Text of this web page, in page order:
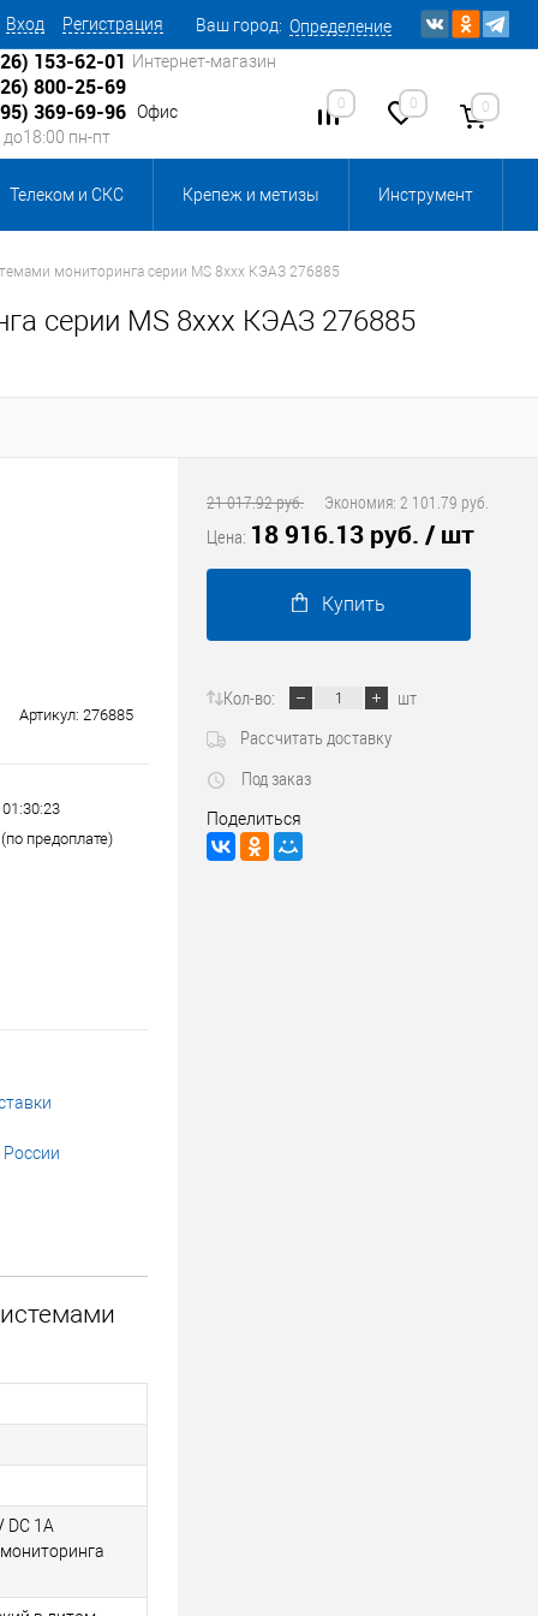
Вход Регистрация Ваш город: Определение
153-62-01 Интернет-магазин
800-25-69
369-69-96 Офис
до18:00 пн-пт
0 0 0
Телеком и СКС Крепеж и метизы Инструмент
Источники питания Кабеленесущие системы
и комплектующие, бытовая химия
мониторинга серии MS 8xxx КЭАЗ 276885
серии MS 8xxx КЭАЗ 276885
Артикул: 276885
предоплате)
DC 1A
21 017.92 руб. Экономия: 2 101.79 руб.
Цена: 18 916.13 руб. / шт
Купить
Кол-во:
шт
Рассчитать доставку
Под заказ
Поделиться